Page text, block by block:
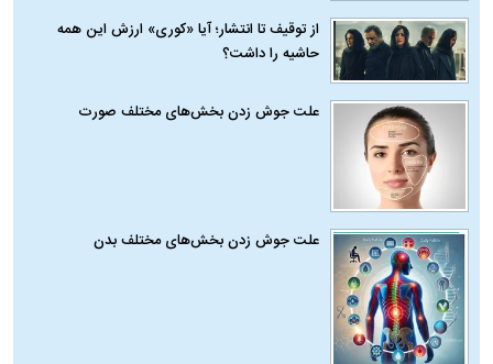
از توقیف تا انتشار؛ آیا «کوری» ارزش این همه
حاشیه را داشت؟
علت جوش زدن بخش‌های مختلف صورت
علت جوش زدن بخش‌های مختلف بدن